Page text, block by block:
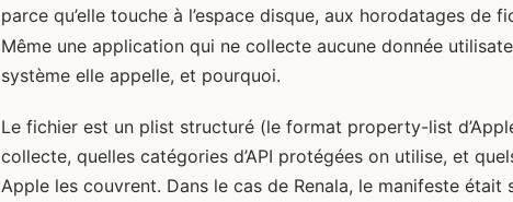
parce qu’elle touche à l’espace disque, aux horodatages de
Même une application qui ne collecte aucune donnée
système elle appelle, et pourquoi.
Le fichier est un plist structuré (le format property-list
collecte, quelles catégories d’API protégées on utilise, et
Apple les couvrent. Dans le cas de Renala, le manifeste était